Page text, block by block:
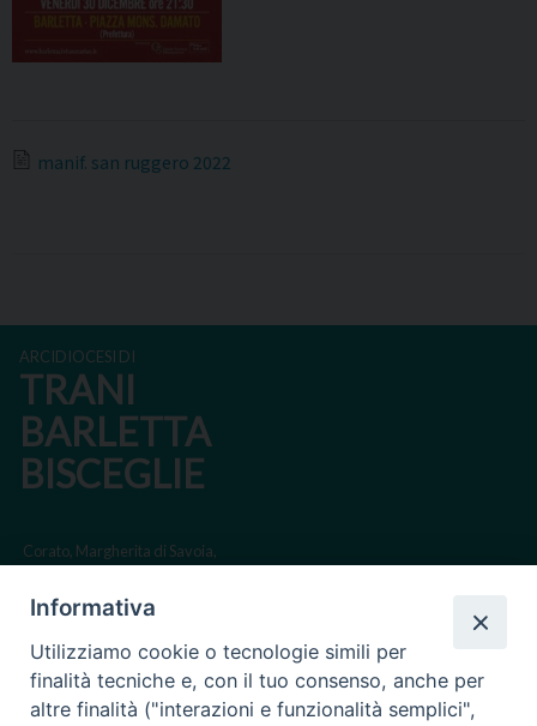
manif. san ruggero 2022
ARCIDIOCESI DI
TRANI
BARLETTA
BISCEGLIE
Corato, Margherita di Savoia,
Regione ecclesiastica Puglia
Informativa
Utilizziamo cookie o tecnologie simili per
finalità tecniche e, con il tuo consenso, anche per
altre finalità ("interazioni e funzionalità semplici",